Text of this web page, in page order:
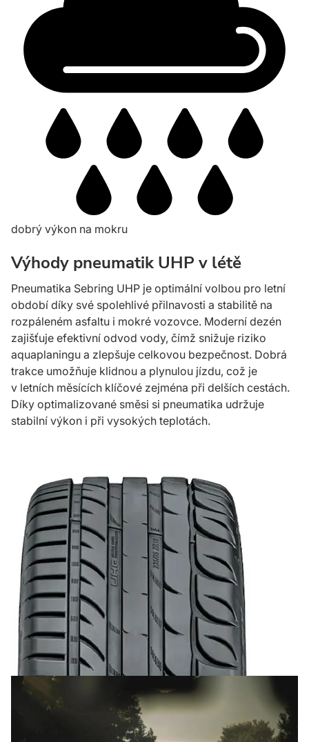
dobrý výkon na mokru
Výhody pneumatik UHP v létě
Pneumatika Sebring UHP je optimální volbou pro letní
období díky své spolehlivé přilnavosti a stabilitě na
rozpáleném asfaltu i mokré vozovce. Moderní dezén
zajišťuje efektivní odvod vody, čímž snižuje riziko
aquaplaningu a zlepšuje celkovou bezpečnost. Dobrá
trakce umožňuje klidnou a plynulou jízdu, což je
v letních měsících klíčové zejména při delších cestách.
Díky optimalizované směsi si pneumatika udržuje
stabilní výkon i při vysokých teplotách.